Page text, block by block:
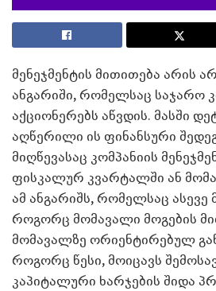
მენეჯმენტის მითითება არის
ანგარიში, რომელსაც საჯარო
აქციონერებს აწვდის. მასში
აღწერილი ის ფინანსური
მიღწევასაც კომპანიის
ფისკალურ კვარტალში ან
ამ ანგარიშს, რომელსაც ასევე
როგორც მომავალი მოგების
მომავალზე ორიენტირებულ
როგორც წესი, მოიცავს
კაპიტალური ხარჯების შიდა